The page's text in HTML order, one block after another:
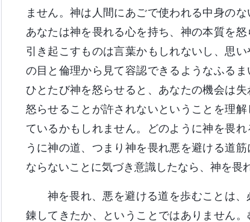
ません。神は人間にあごで使われる中身の
あなたは神を畏れる心を持ち、神の本質を
引き起こすものは言葉かもしれないし、思
の目と倫理から見て容認できるようなふる
ひとたび神を怒らせると、あなたの機会は
怒らせることが許されないということを理
ているかもしれません。どのように神を畏
うに神の道、つまり神を畏れ悪を避ける道
ならないことに気づき意識したなら、神を畏
神を畏れ、悪を避ける道を歩むことは、
錬してきたか、ということではありません